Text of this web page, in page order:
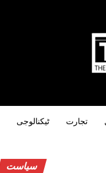
ٹیکنالوجی تجارت
سیاست